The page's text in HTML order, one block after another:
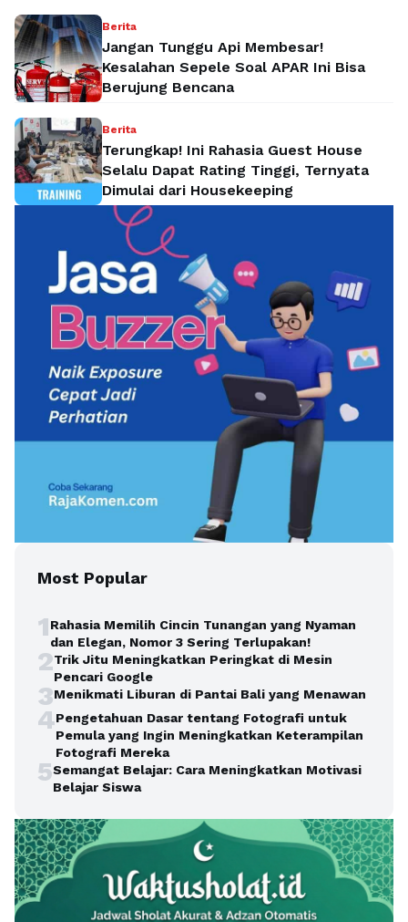
Berita
Jangan Tunggu Api Membesar!
Kesalahan Sepele Soal APAR Ini Bisa
Berujung Bencana
Berita
Terungkap! Ini Rahasia Guest House
Selalu Dapat Rating Tinggi, Ternyata
Dimulai dari Housekeeping
Most Popular
1Rahasia Memilih Cincin Tunangan yang Nyaman
dan Elegan, Nomor 3 Sering Terlupakan!
2Trik Jitu Meningkatkan Peringkat di Mesin
Pencari Google
3Menikmati Liburan di Pantai Bali yang Menawan
4Pengetahuan Dasar tentang Fotografi untuk
Pemula yang Ingin Meningkatkan Keterampilan
Fotografi Mereka
5Semangat Belajar: Cara Meningkatkan Motivasi
Belajar Siswa